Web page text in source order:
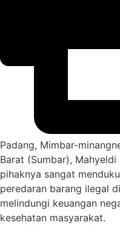
Padang, Mimbar-
Barat (Sumbar),
pihaknya sangat
peredaran barang ilegal
melindungi keuangan
kesehatan masyarakat.